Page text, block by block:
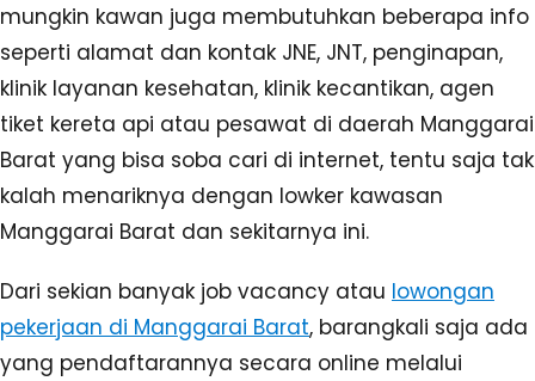
mungkin kawan juga membutuhkan beberapa info
seperti alamat dan kontak JNE, JNT, penginapan,
klinik layanan kesehatan, klinik kecantikan, agen
tiket kereta api atau pesawat di daerah Manggarai
Barat yang bisa soba cari di internet, tentu saja tak
kalah menariknya dengan lowker kawasan
Manggarai Barat dan sekitarnya ini.
Dari sekian banyak job vacancy atau lowongan
pekerjaan di Manggarai Barat, barangkali saja ada
yang pendaftarannya secara online melalui